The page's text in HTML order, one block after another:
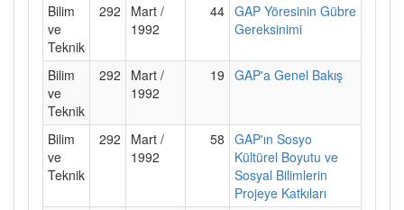
Bilim
ve
Teknik
292
Mart /
1992
44 GAP Yöresinin Gübre
Gereksinimi
Bilim
ve
Teknik
292
Mart /
1992
19 GAP'a Genel Bakış
Bilim
ve
Teknik
292
Mart /
1992
58 GAP'ın Sosyo
Kültürel Boyutu ve
Sosyal Bilimlerin
Projeye Katkıları